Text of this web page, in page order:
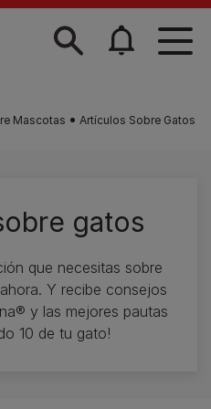
Mascotas Artículos Sobre Gatos
gatos
que necesitas sobre
Y recibe consejos
y las mejores pautas
10 de tu gato!